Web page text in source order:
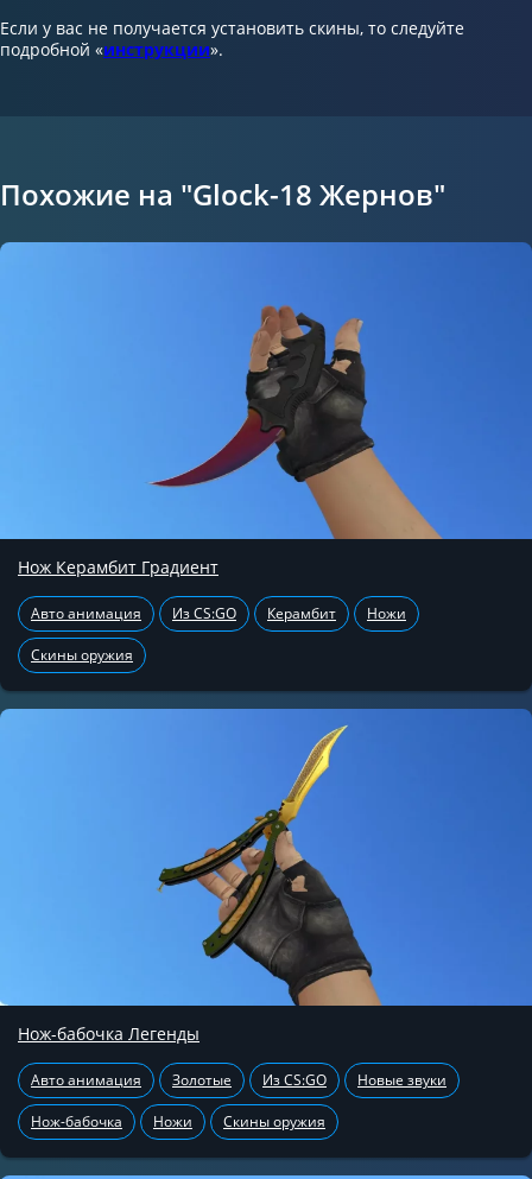
Если у вас не получается установить скины, то следуйте
подробной «инструкции».
Похожие на "Glock-18 Жернов"
Нож Керамбит Градиент
Авто анимация Из CS:GO Керамбит Ножи
Скины оружия
Нож-бабочка Легенды
Авто анимация Золотые Из CS:GO Новые звуки
Нож-бабочка Ножи Скины оружия